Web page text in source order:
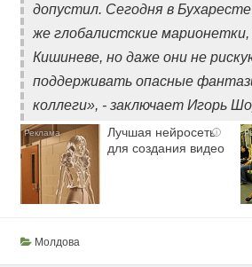
допустил. Сегодня в
же глобалистские марионетки,
Кишиневе, но даже они не
поддерживать опасные
коллеги», - заключает Игорь
i
Лучшая нейросеть
для создания видео
Молдова